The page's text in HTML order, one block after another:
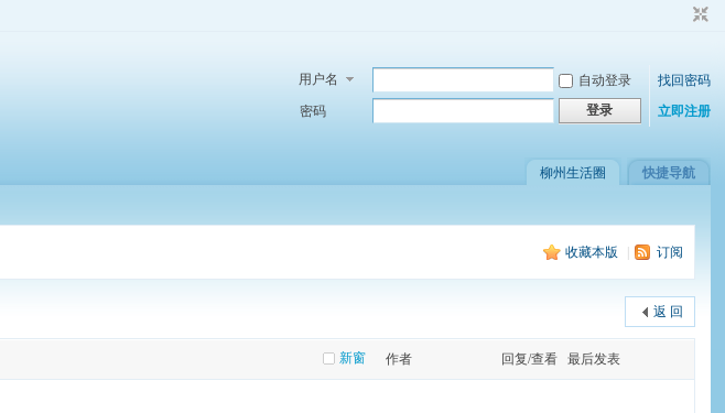
用户名 自动登录
找回密码
密码
登录 立即注册
柳州生活圈 快捷导航
收藏本版 订阅
返 回
新窗 作者 回复/查看 最后发表